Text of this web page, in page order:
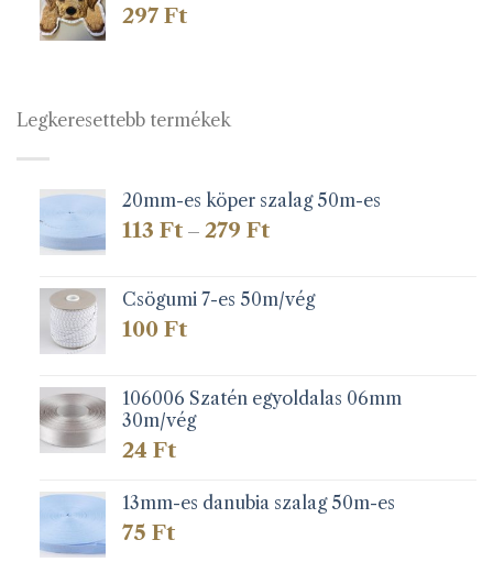
297 Ft
Legkeresettebb termékek
20mm-es köper szalag 50m-es
113 Ft – 279 FtÁrtartomány:
279 Ft
Csögumi 7-es 50m/vég
100 Ft
106006 Szatén egyoldalas 06mm
30m/vég
24 Ft
13mm-es danubia szalag 50m-es
75 Ft